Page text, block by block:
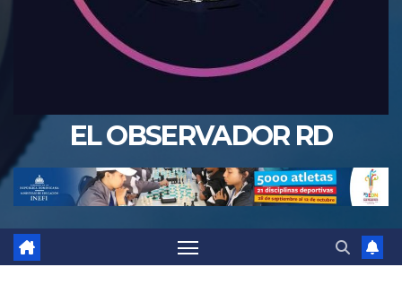
EL OBSERVADOR RD